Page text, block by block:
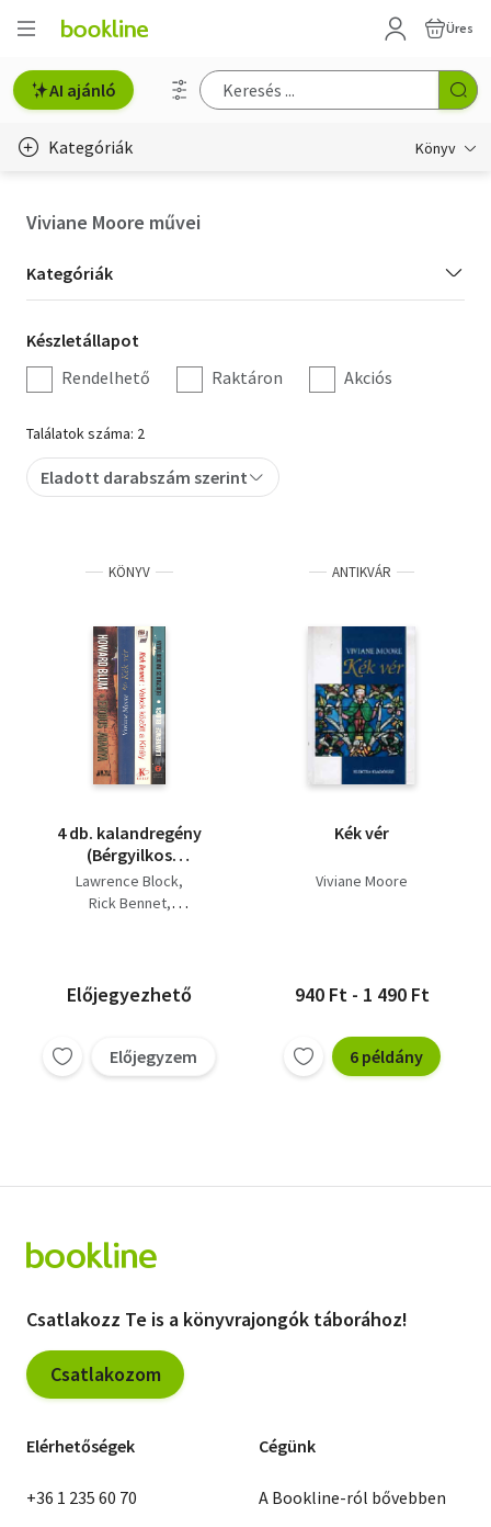
Üres
AI ajánló
Kategóriák Könyv
Hobbi, szabadidő
Irodalom
Művészet
Szakkönyv
Tankönyv, segédkönyv
Társadalomtudomány
Természettudomány
Történelem
Viviane Moore művei
Kategória
szűrés
Kategóriák
Készletállapot
szűrés
Készletállapot
Rendelhető
Raktáron Akciós
Találatok száma: 2
Eladott darabszám szerint
KÖNYV
4 db. kalandregény
(Bérgyilkos
inkognitóban + Vakok
között a Király + Kék
Lawrence Block
Rick Bennet
Előjegyezhető
Előjegyzem
ANTIKVÁR
Kék vér
Viviane Moore
940 Ft - 1 490 Ft
6 példány
Csatlakozz Te is a könyvrajongók táborához!
Csatlakozom
Elérhetőségek
+36 1 235 60 70
Cégünk
A Bookline-ról bővebben